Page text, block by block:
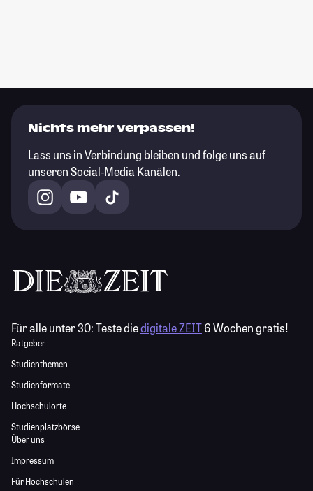
Nichts mehr verpassen!
Lass uns in Verbindung bleiben und folge uns auf
unseren Social-Media Kanälen.
Für alle unter 30:Teste diedigitale ZEIT6 Wochen gratis!
Ratgeber
Studienthemen
Studienformate
Hochschulorte
Studienplatzbörse
Über uns
Impressum
Für Hochschulen